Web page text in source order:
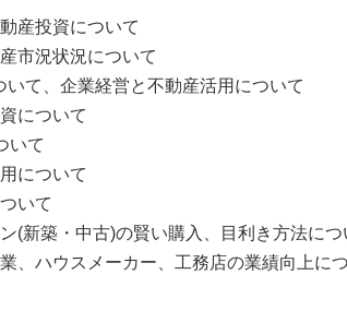
産投資について
市況状況について
いて、企業経営と不動産活用について
について
いて
について
いて
(新築・中古)の賢い購入、目利き方法につ
、ハウスメーカー、工務店の業績向上に